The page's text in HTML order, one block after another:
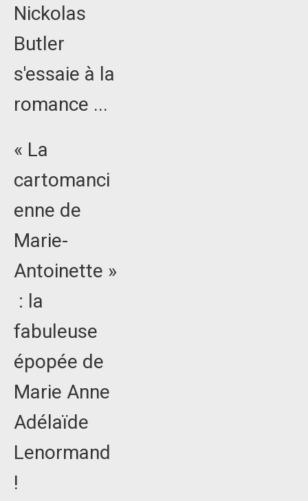
Nickolas
Butler
s'essaie à la
romance ...
« La
cartomanci
enne de
Marie-
Antoinette »
: la
fabuleuse
épopée de
Marie Anne
Adélaïde
Lenormand
!